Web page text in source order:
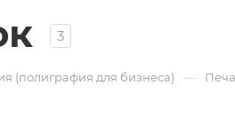
3
(полиграфия для бизнеса) —